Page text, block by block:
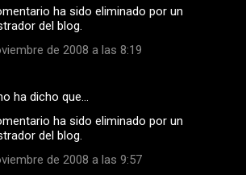
ha sido eliminado por un
del blog.
de 2008 a las 8:19
ha dicho que…
ha sido eliminado por un
del blog.
de 2008 a las 9:57